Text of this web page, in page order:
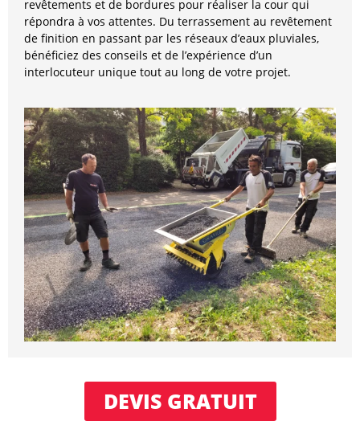
revêtements et de bordures pour réaliser la cour qui
répondra à vos attentes. Du terrassement au revêtement
de finition en passant par les réseaux d’eaux pluviales,
bénéficiez des conseils et de l’expérience d’un
interlocuteur unique tout au long de votre projet.
DEVIS GRATUIT